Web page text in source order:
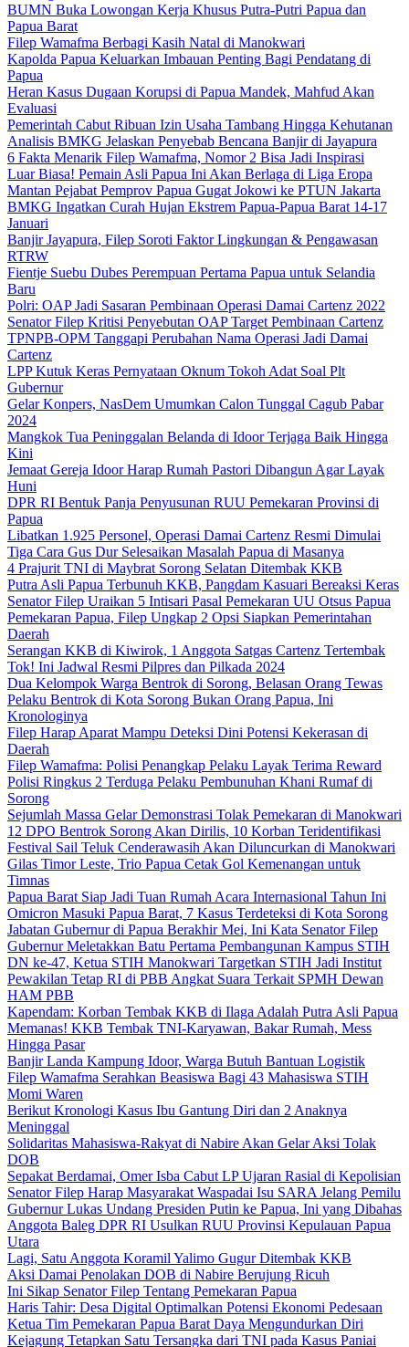
BUMN Buka Lowongan Kerja Khusus Putra-Putri Papua dan
Papua Barat
Filep Wamafma Berbagi Kasih Natal di Manokwari
Kapolda Papua Keluarkan Imbauan Penting Bagi Pendatang di
Papua
Heran Kasus Dugaan Korupsi di Papua Mandek, Mahfud Akan
Evaluasi
Pemerintah Cabut Ribuan Izin Usaha Tambang Hingga Kehutanan
Analisis BMKG Jelaskan Penyebab Bencana Banjir di Jayapura
6 Fakta Menarik Filep Wamafma, Nomor 2 Bisa Jadi Inspirasi
Luar Biasa! Pemain Asli Papua Ini Akan Berlaga di Liga Eropa
Mantan Pejabat Pemprov Papua Gugat Jokowi ke PTUN Jakarta
BMKG Ingatkan Curah Hujan Ekstrem Papua-Papua Barat 14-17
Januari
Banjir Jayapura, Filep Soroti Faktor Lingkungan & Pengawasan
RTRW
Fientje Suebu Dubes Perempuan Pertama Papua untuk Selandia
Baru
Polri: OAP Jadi Sasaran Pembinaan Operasi Damai Cartenz 2022
Senator Filep Kritisi Penyebutan OAP Target Pembinaan Cartenz
TPNPB-OPM Tanggapi Perubahan Nama Operasi Jadi Damai
Cartenz
LPP Kutuk Keras Pernyataan Oknum Tokoh Adat Soal Plt
Gubernur
Gelar Konpers, NasDem Umumkan Calon Tunggal Cagub Pabar
2024
Mangkok Tua Peninggalan Belanda di Idoor Terjaga Baik Hingga
Kini
Jemaat Gereja Idoor Harap Rumah Pastori Dibangun Agar Layak
Huni
DPR RI Bentuk Panja Penyusunan RUU Pemekaran Provinsi di
Papua
Libatkan 1.925 Personel, Operasi Damai Cartenz Resmi Dimulai
Tiga Cara Gus Dur Selesaikan Masalah Papua di Masanya
4 Prajurit TNI di Maybrat Sorong Selatan Ditembak KKB
Putra Asli Papua Terbunuh KKB, Pangdam Kasuari Bereaksi Keras
Senator Filep Uraikan 5 Intisari Pasal Pemekaran UU Otsus Papua
Pemekaran Papua, Filep Ungkap 2 Opsi Siapkan Pemerintahan
Daerah
Serangan KKB di Kiwirok, 1 Anggota Satgas Cartenz Tertembak
Tok! Ini Jadwal Resmi Pilpres dan Pilkada 2024
Dua Kelompok Warga Bentrok di Sorong, Belasan Orang Tewas
Pelaku Bentrok di Kota Sorong Bukan Orang Papua, Ini
Kronologinya
Filep Harap Aparat Mampu Deteksi Dini Potensi Kekerasan di
Daerah
Filep Wamafma: Polisi Penangkap Pelaku Layak Terima Reward
Polisi Ringkus 2 Terduga Pelaku Pembunuhan Khani Rumaf di
Sorong
Sejumlah Massa Gelar Demonstrasi Tolak Pemekaran di Manokwari
12 DPO Bentrok Sorong Akan Dirilis, 10 Korban Teridentifikasi
Festival Sail Teluk Cenderawasih Akan Diluncurkan di Manokwari
Gilas Timor Leste, Trio Papua Cetak Gol Kemenangan untuk
Timnas
Papua Barat Siap Jadi Tuan Rumah Acara Internasional Tahun Ini
Omicron Masuki Papua Barat, 7 Kasus Terdeteksi di Kota Sorong
Jabatan Gubernur di Papua Berakhir Mei, Ini Kata Senator Filep
Gubernur Meletakkan Batu Pertama Pembangunan Kampus STIH
DN ke-47, Ketua STIH Manokwari Targetkan STIH Jadi Institut
Pewakilan Tetap RI di PBB Angkat Suara Terkait SPMH Dewan
HAM PBB
Kapendam: Korban Tembak KKB di Ilaga Adalah Putra Asli Papua
Memanas! KKB Tembak TNI-Karyawan, Bakar Rumah, Mess
Hingga Pasar
Banjir Landa Kampung Idoor, Warga Butuh Bantuan Logistik
Filep Wamafma Serahkan Beasiswa Bagi 43 Mahasiswa STIH
Momi Waren
Berikut Kronologi Kasus Ibu Gantung Diri dan 2 Anaknya
Meninggal
Solidaritas Mahasiswa-Rakyat di Nabire Akan Gelar Aksi Tolak
DOB
Sepakat Berdamai, Omer Isba Cabut LP Ujaran Rasial di Kepolisian
Senator Filep Harap Masyarakat Waspadai Isu SARA Jelang Pemilu
Gubernur Lukas Undang Presiden Putin ke Papua, Ini yang Dibahas
Anggota Baleg DPR RI Usulkan RUU Provinsi Kepulauan Papua
Utara
Lagi, Satu Anggota Koramil Yalimo Gugur Ditembak KKB
Aksi Damai Penolakan DOB di Nabire Berujung Ricuh
Ini Sikap Senator Filep Tentang Pemekaran Papua
Haris Tahir: Desa Digital Optimalkan Potensi Ekonomi Pedesaan
Ketua Tim Pemekaran Papua Barat Daya Mengundurkan Diri
Kejagung Tetapkan Satu Tersangka dari TNI pada Kasus Paniai